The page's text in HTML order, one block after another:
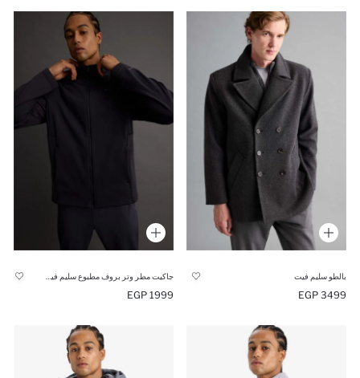
بالطو سليم فيت
3499 EGP
1999 EGP